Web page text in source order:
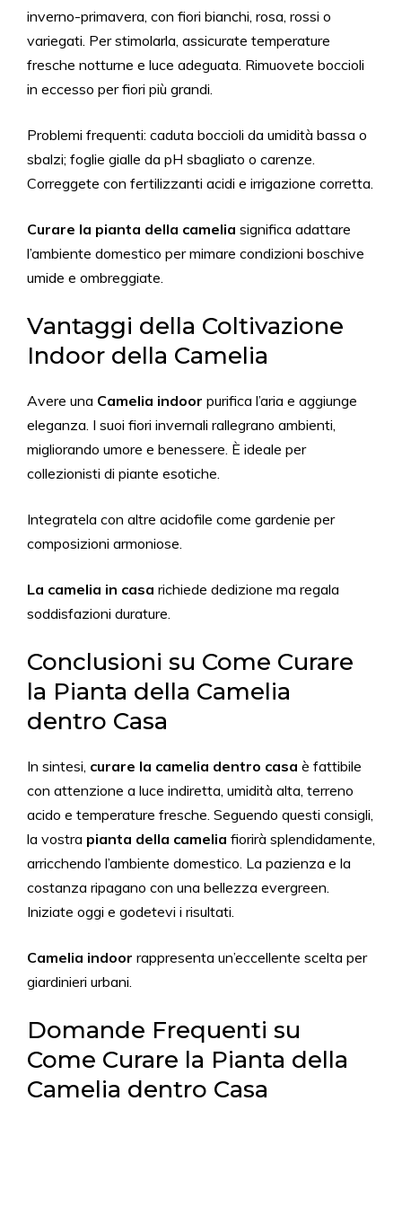
inverno-primavera, con fiori bianchi, rosa, rossi o
variegati. Per stimolarla, assicurate temperature
fresche notturne e luce adeguata. Rimuovete boccioli
in eccesso per fiori più grandi.
Problemi frequenti: caduta boccioli da umidità bassa o
sbalzi; foglie gialle da pH sbagliato o carenze.
Correggete con fertilizzanti acidi e irrigazione corretta.
Curare la pianta della camelia significa adattare
l’ambiente domestico per mimare condizioni boschive
umide e ombreggiate.
Vantaggi della Coltivazione
Indoor della Camelia
Avere una Camelia indoor purifica l’aria e aggiunge
eleganza. I suoi fiori invernali rallegrano ambienti,
migliorando umore e benessere. È ideale per
collezionisti di piante esotiche.
Integratela con altre acidofile come gardenie per
composizioni armoniose.
La camelia in casa richiede dedizione ma regala
soddisfazioni durature.
Conclusioni su Come Curare
la Pianta della Camelia
dentro Casa
In sintesi, curare la camelia dentro casa è fattibile
con attenzione a luce indiretta, umidità alta, terreno
acido e temperature fresche. Seguendo questi consigli,
la vostra pianta della camelia fiorirà splendidamente,
arricchendo l’ambiente domestico. La pazienza e la
costanza ripagano con una bellezza evergreen.
Iniziate oggi e godetevi i risultati.
Camelia indoor rappresenta un’eccellente scelta per
giardinieri urbani.
Domande Frequenti su
Come Curare la Pianta della
Camelia dentro Casa